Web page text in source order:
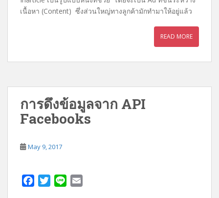
เนื้อหา (Content) ซึ่งส่วนใหญ่ทางลูกค้ามักทำมาให้อยู่แล้ว
READ MORE
การดึงข้อมูลจาก API
Facebooks
May 9, 2017